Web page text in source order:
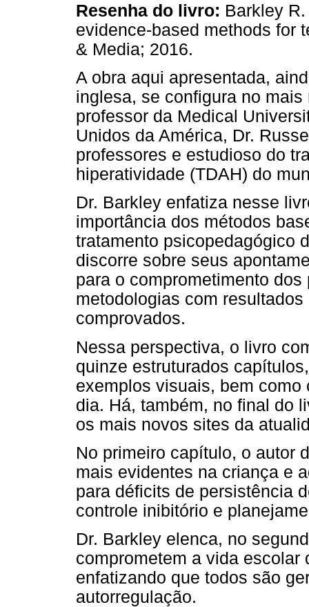
Resenha do livro: Barkley
evidence-based methods for
& Media; 2016.
A obra aqui apresentada,
inglesa, se configura no
professor da Medical
Unidos da América, Dr.
professores e estudioso do
hiperatividade (TDAH) do
Dr. Barkley enfatiza nesse
importância dos métodos
tratamento psicopedagógico
discorre sobre seus
para o comprometimento
metodologias com
comprovados.
Nessa perspectiva, o livro
quinze estruturados
exemplos visuais, bem
dia. Há, também, no final do
os mais novos sites da
No primeiro capítulo, o autor
mais evidentes na criança e
para déficits de persistência
controle inibitório e
Dr. Barkley elenca, no
comprometem a vida escolar
enfatizando que todos são
autorregulação.